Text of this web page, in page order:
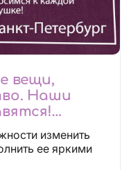
вещи,
Наши
изменить
ее яркими